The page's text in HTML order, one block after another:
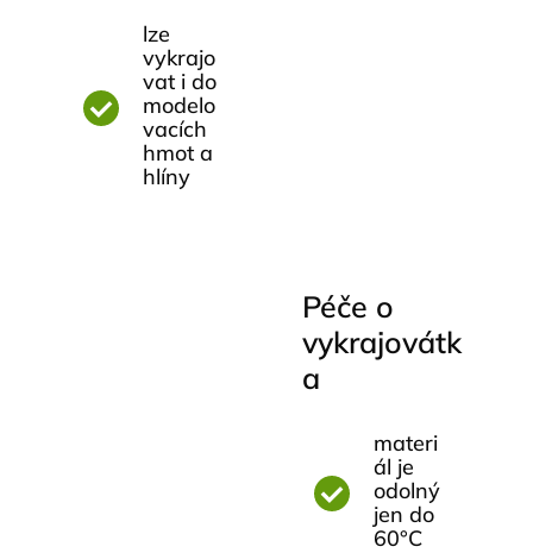
lze
vykrajo
vat i do
modelo
vacích
hmot a
hlíny
Péče o
vykrajovátk
a
materi
ál je
odolný
jen do
60°C